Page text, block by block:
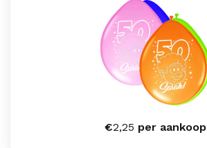
€2,25 per aankoop